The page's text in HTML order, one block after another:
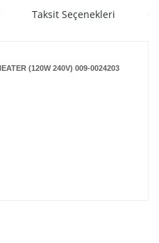
Taksit Seçenekleri
(120W 240V) 009-0024203